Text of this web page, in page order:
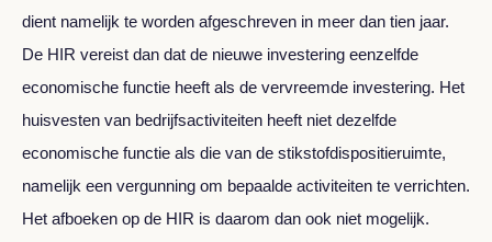
dient namelijk te worden afgeschreven in meer dan tien jaar.
De HIR vereist dan dat de nieuwe investering eenzelfde
economische functie heeft als de vervreemde investering. Het
huisvesten van bedrijfsactiviteiten heeft niet dezelfde
economische functie als die van de stikstofdispositieruimte,
namelijk een vergunning om bepaalde activiteiten te verrichten.
Het afboeken op de HIR is daarom dan ook niet mogelijk.